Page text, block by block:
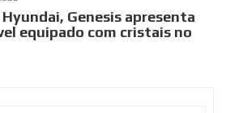
Genesis apresenta
equipado com cristais no